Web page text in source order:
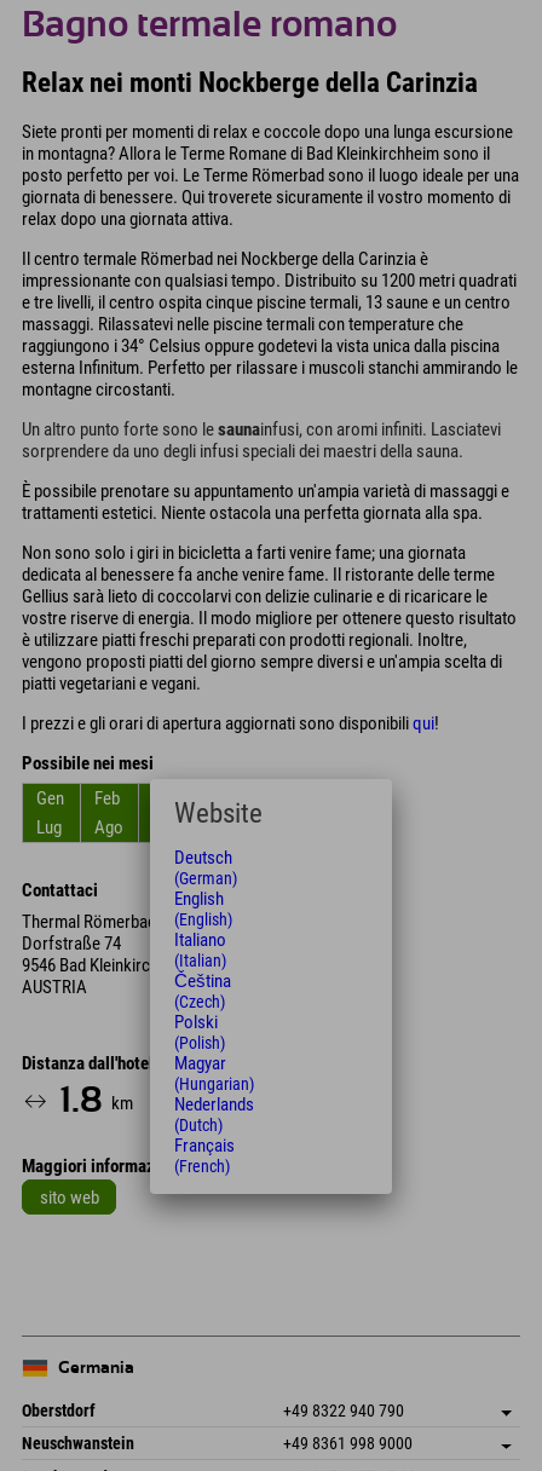
Bagno termale romano
Relax nei monti Nockberge della Carinzia
Siete pronti per momenti di relax e coccole dopo una lunga escursione
in montagna? Allora le Terme Romane di Bad Kleinkirchheim sono il
posto perfetto per voi. Le Terme Römerbad sono il luogo ideale per una
giornata di benessere. Qui troverete sicuramente il vostro momento di
relax dopo una giornata attiva.
Il centro termale Römerbad nei Nockberge della Carinzia è
impressionante con qualsiasi tempo. Distribuito su 1200 metri quadrati
e tre livelli, il centro ospita cinque piscine termali, 13 saune e un centro
massaggi. Rilassatevi nelle piscine termali con temperature che
raggiungono i 34° Celsius oppure godetevi la vista unica dalla piscina
esterna Infinitum. Perfetto per rilassare i muscoli stanchi ammirando le
montagne circostanti.
Un altro punto forte sono lesaunainfusi, con aromi infiniti. Lasciatevi
sorprendere da uno degli infusi speciali dei maestri della sauna.
È possibile prenotare su appuntamento un'ampia varietà di massaggi e
trattamenti estetici. Niente ostacola una perfetta giornata alla spa.
Non sono solo i giri in bicicletta a farti venire fame; una giornata
dedicata al benessere fa anche venire fame. Il ristorante delle terme
Gellius sarà lieto di coccolarvi con delizie culinarie e di ricaricare le
vostre riserve di energia. Il modo migliore per ottenere questo risultato
è utilizzare piatti freschi preparati con prodotti regionali. Inoltre,
vengono proposti piatti del giorno sempre diversi e un'ampia scelta di
piatti vegetariani e vegani.
I prezzi e gli orari di apertura aggiornati sono disponibiliqui!
Possibile nei mesi
Gen
Feb Mar Apr
Lug
Ago Ott
Contattaci
Thermal Römerbad
Dorfstraße 74
9546 Bad Kleinkirchheim
AUSTRIA
Distanza dall'hotel
1.8 km 3 Min.
Maggiori informazioni
sito web
Germania
Oberstdorf +49 8322 940 790
An der Breitach 3
Salva indirizzo
Neuschwanstein +49 8361 998 9000
Website
Deutsch
(German)
English
(English)
Italiano
(Italian)
Čeština
(Czech)
Polski
(Polish)
Magyar
(Hungarian)
Nederlands
(Dutch)
Français
(French)